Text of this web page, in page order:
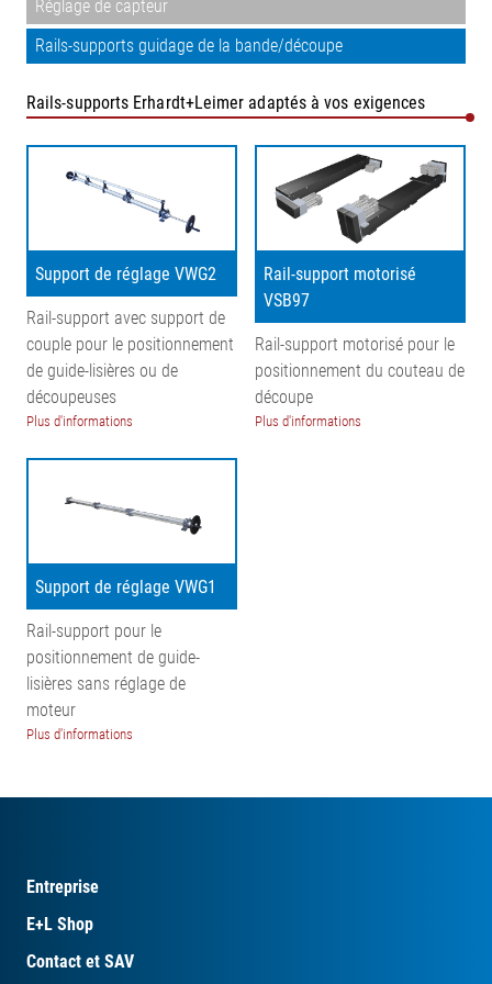
Réglage de capteur
Rails-supports guidage de la bande/découpe
Rails-supports Erhardt+Leimer adaptés à vos exigences
Support de réglage VWG2
Rail-support avec support de
couple pour le positionnement
de guide-lisières ou de
découpeuses
Plus d'informations
Rail-support motorisé
VSB97
Rail-support motorisé pour le
positionnement du couteau de
découpe
Plus d'informations
Support de réglage VWG1
Rail-support pour le
positionnement de guide-
lisières sans réglage de
moteur
Plus d'informations
Entreprise
E+L Shop
Contact et SAV